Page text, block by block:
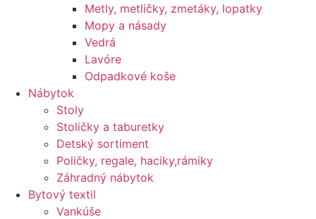
Metly, metličky, zmetáky, lopatky
Mopy a násady
Vedrá
Lavóre
Odpadkové koše
Nábytok
Stoly
Stoličky a taburetky
Detský sortiment
Poličky, regale, haciky,rámiky
Záhradný nábytok
Bytový textil
Vankúše